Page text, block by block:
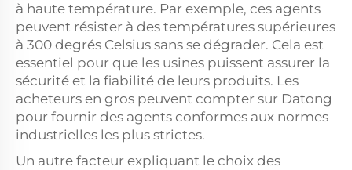
à haute température. Par exemple, ces agents
peuvent résister à des températures supérieures
à 300 degrés Celsius sans se dégrader. Cela est
essentiel pour que les usines puissent assurer la
sécurité et la fiabilité de leurs produits. Les
acheteurs en gros peuvent compter sur Datong
pour fournir des agents conformes aux normes
industrielles les plus strictes.
Un autre facteur expliquant le choix des